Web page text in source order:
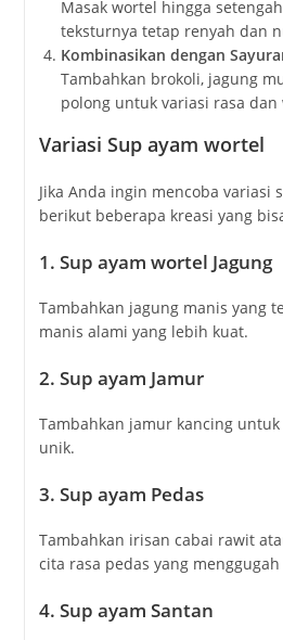
Masak wortel hingga
teksturnya tetap renyah dan
Kombinasikan dengan
Tambahkan brokoli, jagung
polong untuk variasi rasa dan
Variasi Sup ayam wortel
Jika Anda ingin mencoba variasi
berikut beberapa kreasi yang
1. Sup ayam wortel Jagung
Tambahkan jagung manis yang
manis alami yang lebih kuat.
2. Sup ayam Jamur
Tambahkan jamur kancing
unik.
3. Sup ayam Pedas
Tambahkan irisan cabai rawit
cita rasa pedas yang
4. Sup ayam Santan